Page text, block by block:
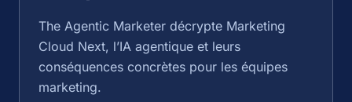
The Agentic Marketer décrypte Marketing
Cloud Next, l’IA agentique et leurs
conséquences concrètes pour les équipes
marketing.